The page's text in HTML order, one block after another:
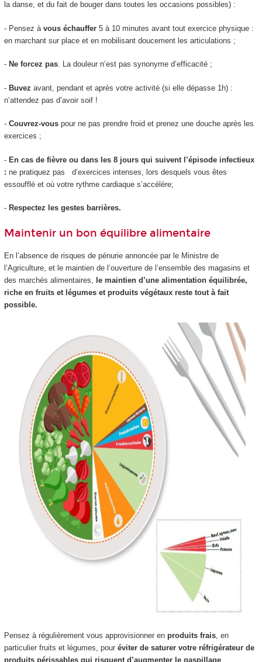
la danse, et du fait de bouger dans toutes les occasions possibles) :
- Pensez à vous échauffer5 à 10 minutes avant tout exercice physique :
en marchant sur place et en mobilisant doucement les articulations ;
- Ne forcez pas. La douleur n’est pas synonyme d’efficacité ;
- Buvez avant, pendant et après votre activité (si elle dépasse 1h) :
n’attendez pas d’avoir soif !
- Couvrez-vous pour ne pas prendre froid et prenez une douche après les
exercices ;
- En cas de fièvre ou dans les 8 jours qui suivent l’épisode infectieux
: ne pratiquez pas d’exercices intenses, lors desquels vous êtes
essoufflé et où votre rythme cardiaque s’accélère;
- Respectez les gestes barrières.
Maintenir un bon équilibre alimentaire
En l’absence de risques de pénurie annoncée par le Ministre de
l’Agriculture, et le maintien de l’ouverture de l’ensemble des magasins et
des marchés alimentaires, le maintien d’une alimentation équilibrée,
riche en fruits et légumes et produits végétaux reste tout à fait
possible.
Pensez à régulièrement vous approvisionner en produits frais, en
particulier fruits et légumes, pour éviter de saturer votre réfrigérateur de
produits périssables qui risquent d’augmenter le gaspillage